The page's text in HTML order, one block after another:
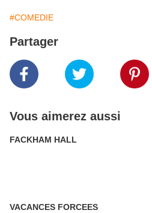
#COMEDIE
Partager
Vous aimerez aussi
FACKHAM HALL
VACANCES FORCEES